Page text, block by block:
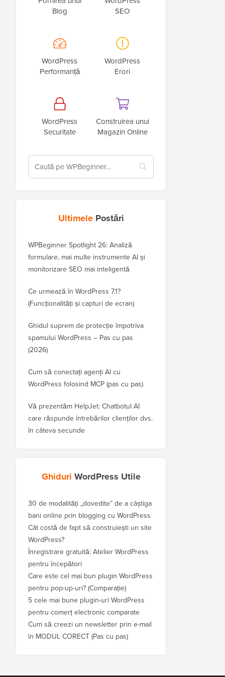
Blog
SEO
WordPress
Performanță
WordPress
Erori
WordPress
Securitate
Construirea unui
Magazin Online
UltimelePostări
WPBeginner Spotlight 26: Analiză
formulare, mai multe instrumente AI și
monitorizare SEO mai inteligentă
Ce urmează în WordPress 7.1?
(Funcționalități și capturi de ecran)
Ghidul suprem de protecție împotriva
spamului WordPress – Pas cu pas
(2026)
Cum să conectați agenți AI cu
WordPress folosind MCP (pas cu pas)
Vă prezentăm HelpJet: Chatbotul AI
care răspunde întrebărilor clienților dvs.
în câteva secunde
Ghiduri WordPress Utile
30 de modalități „dovedite” de a câștiga
bani online prin blogging cu WordPress
Cât costă de fapt să construiești un site
WordPress?
Înregistrare gratuită: Atelier WordPress
pentru începători
Care este cel mai bun plugin WordPress
pentru pop-up-uri? (Comparație)
5 cele mai bune plugin-uri WordPress
pentru comerț electronic comparate
Cum să creezi un newsletter prin e-mail
în MODUL CORECT (Pas cu pas)